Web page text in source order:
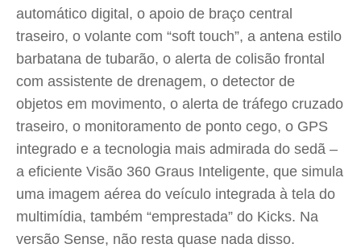
automático digital, o apoio de braço central
traseiro, o volante com “soft touch”, a antena estilo
barbatana de tubarão, o alerta de colisão frontal
com assistente de drenagem, o detector de
objetos em movimento, o alerta de tráfego cruzado
traseiro, o monitoramento de ponto cego, o GPS
integrado e a tecnologia mais admirada do sedã –
a eficiente Visão 360 Graus Inteligente, que simula
uma imagem aérea do veículo integrada à tela do
multimídia, também “emprestada” do Kicks. Na
versão Sense, não resta quase nada disso.